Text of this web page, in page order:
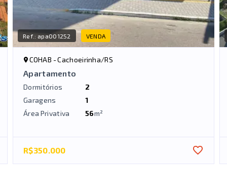
Ref.:apa001252 VENDA
COHAB - Cachoeirinha/RS
Apartamento
Dormitórios
2
Garagens
1
Área Privativa
56m²
R$350.000